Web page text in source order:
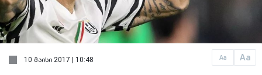
Aa Aa
10 მაისი 2017 | 10:48